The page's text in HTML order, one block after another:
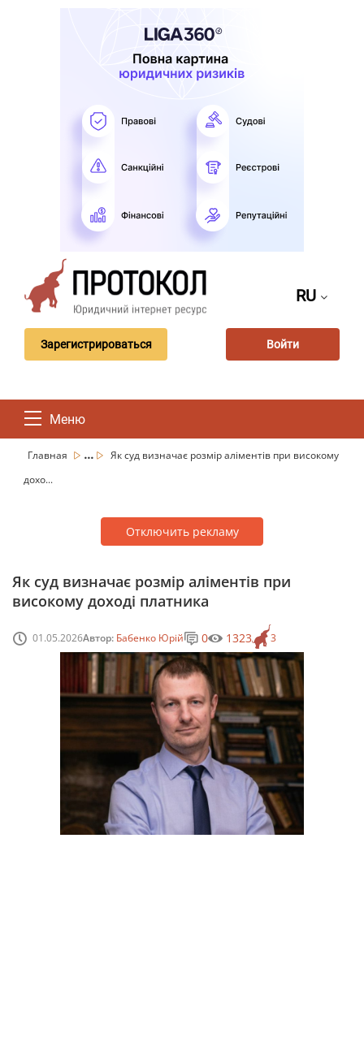
RU
Зарегистрироваться Войти
Меню
Главная ...
Як суд визначає розмір аліментів при високому
дохо...
Отключить рекламу
Як суд визначає розмір аліментів при
високому доході платника
01.05.2026Автор: Бабенко Юрій 3
0 1323